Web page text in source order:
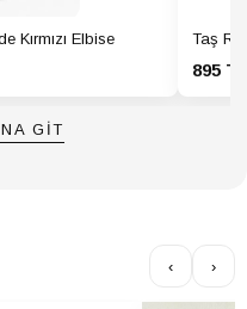
Kırmızı Elbise Taş
895
GİT
‹ ›